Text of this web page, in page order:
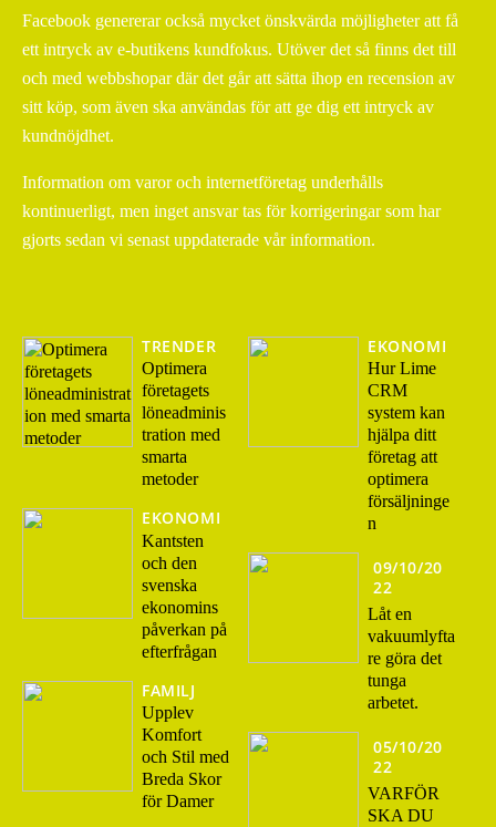
Facebook genererar också mycket önskvärda möjligheter att få
ett intryck av e-butikens kundfokus. Utöver det så finns det till
och med webbshopar där det går att sätta ihop en recension av
sitt köp, som även ska användas för att ge dig ett intryck av
kundnöjdhet.
Information om varor och internetföretag underhålls
kontinuerligt, men inget ansvar tas för korrigeringar som har
gjorts sedan vi senast uppdaterade vår information.
TRENDER
Optimera
företagets
löneadminis
tration med
smarta
metoder
EKONOMI
Kantsten
och den
svenska
ekonomins
påverkan på
efterfrågan
FAMILJ
Upplev
Komfort
och Stil med
Breda Skor
för Damer
EKONOMI
Hur Lime
CRM
system kan
hjälpa ditt
företag att
optimera
försäljninge
n
09/10/20
22
Låt en
vakuumlyfta
re göra det
tunga
arbetet.
05/10/20
22
VARFÖR
SKA DU